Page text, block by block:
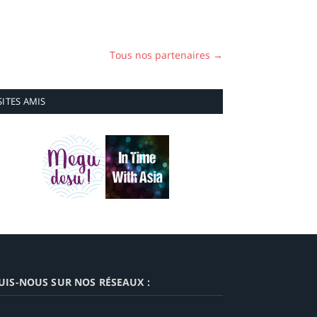
Tous nos partenaires →
AMIS
NOUS SUR NOS RÉSEAUX :